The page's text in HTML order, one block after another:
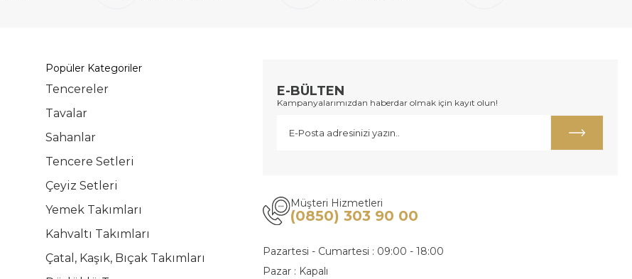
Popüler Kategoriler
Tencereler
Tavalar
Sahanlar
Tencere Setleri
Çeyiz Setleri
Yemek Takımları
Kahvaltı Takımları
Çatal, Kaşık, Bıçak Takımları
E-BÜLTEN
Kampanyalarımızdan haberdar olmak için kayıt olun!
Müşteri Hizmetleri
(0850) 303 90 00
Pazartesi - Cumartesi : 09:00 - 18:00
Pazar : Kapalı